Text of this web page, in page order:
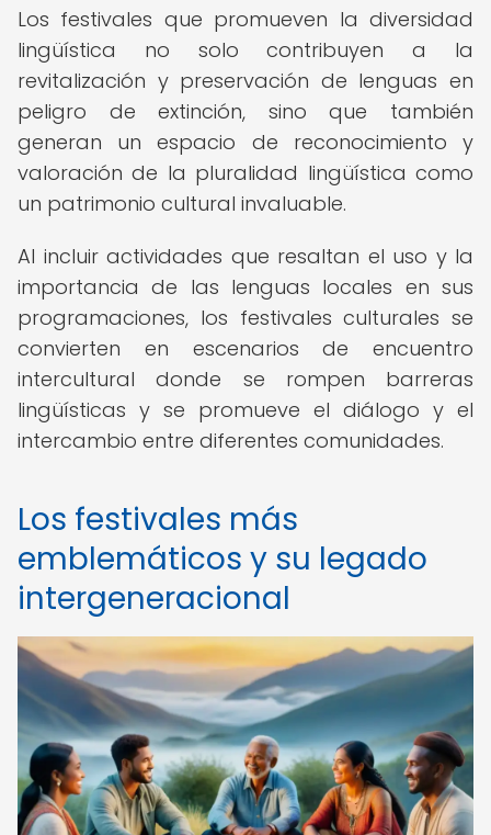
Los festivales que promueven la diversidad
lingüística no solo contribuyen a la
revitalización y preservación de lenguas en
peligro de extinción, sino que también
generan un espacio de reconocimiento y
valoración de la pluralidad lingüística como
un patrimonio cultural invaluable.
Al incluir actividades que resaltan el uso y la
importancia de las lenguas locales en sus
programaciones, los festivales culturales se
convierten en escenarios de encuentro
intercultural donde se rompen barreras
lingüísticas y se promueve el diálogo y el
intercambio entre diferentes comunidades.
Los festivales más
emblemáticos y su legado
intergeneracional